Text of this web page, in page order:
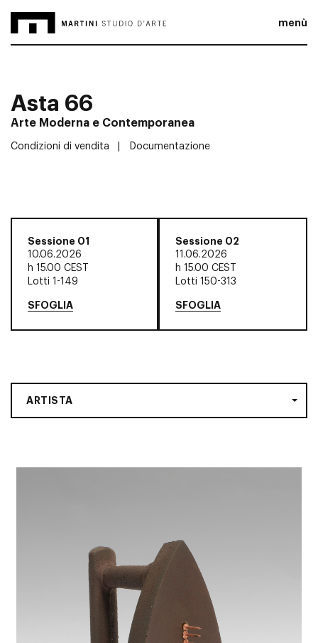
menù
Asta 66
Arte Moderna e Contemporanea
Condizioni di vendita Documentazione
Sessione 01
10.06.2026
h15.00 CEST
Lotti 1-149
SFOGLIA
Sessione 02
11.06.2026
h 15.00 CEST
Lotti 150-313
SFOGLIA
ARTISTA